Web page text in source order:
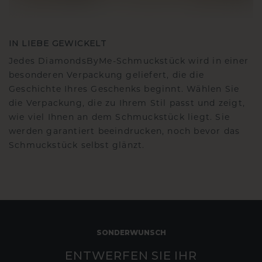
IN LIEBE GEWICKELT
Jedes DiamondsByMe-Schmuckstück wird in einer
besonderen Verpackung geliefert, die die
Geschichte Ihres Geschenks beginnt. Wählen Sie
die Verpackung, die zu Ihrem Stil passt und zeigt,
wie viel Ihnen an dem Schmuckstück liegt. Sie
werden garantiert beeindrucken, noch bevor das
Schmuckstück selbst glänzt.
SONDERWUNSCH
ENTWERFEN SIE IHR